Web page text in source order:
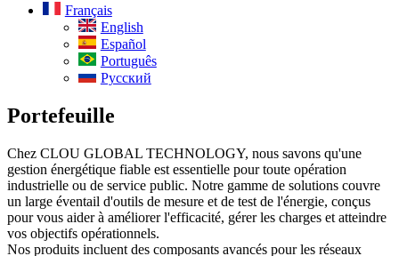
Français
English
Español
Português
Русский
Portefeuille
Chez CLOU GLOBAL TECHNOLOGY, nous savons qu'une
gestion énergétique fiable est essentielle pour toute opération
industrielle ou de service public. Notre gamme de solutions couvre
un large éventail d'outils de mesure et de test de l'énergie, conçus
pour vous aider à améliorer l'efficacité, gérer les charges et atteindre
vos objectifs opérationnels.
Nos produits incluent des composants avancés pour les réseaux